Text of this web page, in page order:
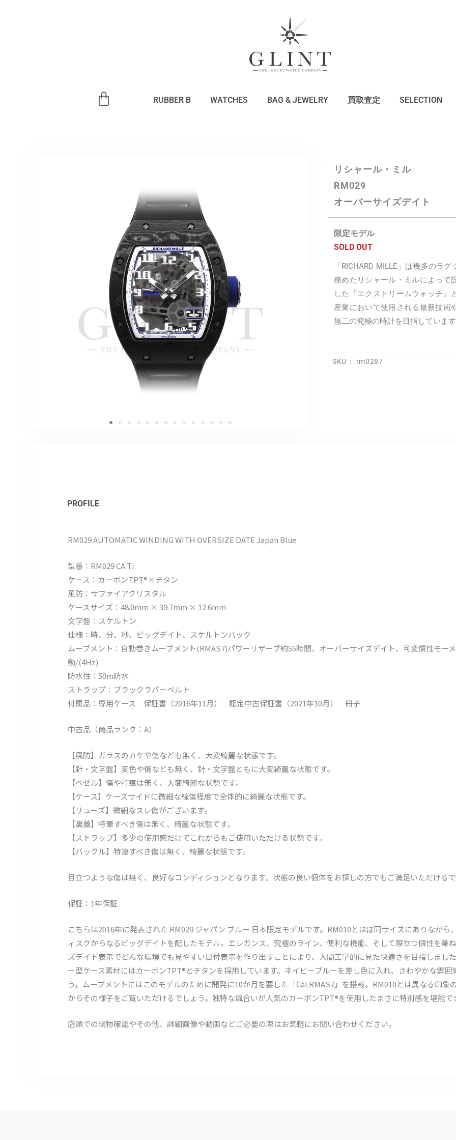
RUBBER B WATCHES BAG & JEWELRY 買取査定 SELECTION
リシャール・ミル
RM029
オーバーサイズデイト
限定モデル
SOLD OUT
「RICHARD MILLE」は幾多のラ
務めたリシャール・ミルによって
した「エクストリームウォッチ」
産業において使用される最新技術
無二の究極の時計を目指していま
SKU： rm0287
PROFILE
RM029 AUTOMATIC WINDING WITH OVERSIZE DATE Japan Blue
型番：RM029 CA Ti
ケース：カーボンTPT®×チタン
風防：サファイアクリスタル
ケースサイズ：48.0mm × 39.7mm × 12.6mm
文字盤：スケルトン
仕様：時、分、秒、ビッグデイト、スケルトンバック
ムーブメント：自動巻きムーブメント(RMAS7)パワーリザーブ約55時間、オーバーサイズデイト、可変慣性モー
動/(4Hz)
防水性：50m防水
ストラップ：ブラックラバーベルト
付属品：専用ケース 保証書（2016年11月） 認定中古保証書（2021年10月） 冊子
中古品（商品ランク：A）
【風防】ガラスのカケや傷なども無く、大変綺麗な状態です。
【針・文字盤】変色や傷なども無く、針・文字盤ともに大変綺麗な状態です。
【べゼル】傷や打痕は無く、大変綺麗な状態です。
【ケース】ケースサイドに微細な線傷程度で全体的に綺麗な状態です。
【リューズ】微細なスレ傷がございます。
【裏蓋】特筆すべき傷は無く、綺麗な状態です。
【ストラップ】多少の使用感だけでこれからもご使用いただける状態です。
【バックル】特筆すべき傷は無く、綺麗な状態です。
目立つような傷は無く、良好なコンディションとなります。状態の良い個体をお探しの方でもご満足いただける
保証：1年保証
こちらは2016年に発表された RM029 ジャパン ブルー 日本限定モデルです。RM010とほぼ同サイズにありながら
ィスクからなるビッグデイトを配したモデル。エレガンス、究極のライン、便利な機能、そして際立つ個性を兼
ズデイト表示でどんな環境でも見やすい日付表示を作り出すことにより、人間工学的に見た快適さを目指しまし
ー型ケース素材にはカーボンTPT®とチタンを採用しています。ネイビーブルーを差し色に入れ、さわやかな雰
う。ムーブメントにはこのモデルのために開発に10か月を要した「Cal.RMAS7」を搭載。RM010とは異なる印象
からその様子をご覧いただけるでしょう。独特な風合いが人気のカーボンTPT®を使用したまさに特別感を堪能
店頭での現物確認やその他、詳細画像や動画などご必要の際はお気軽にお問い合わせください。